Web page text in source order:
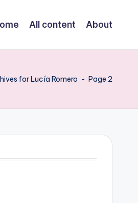
All content About
for Lucía Romero - Page 2